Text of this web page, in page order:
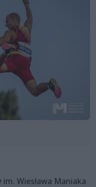
Wiesława Maniaka